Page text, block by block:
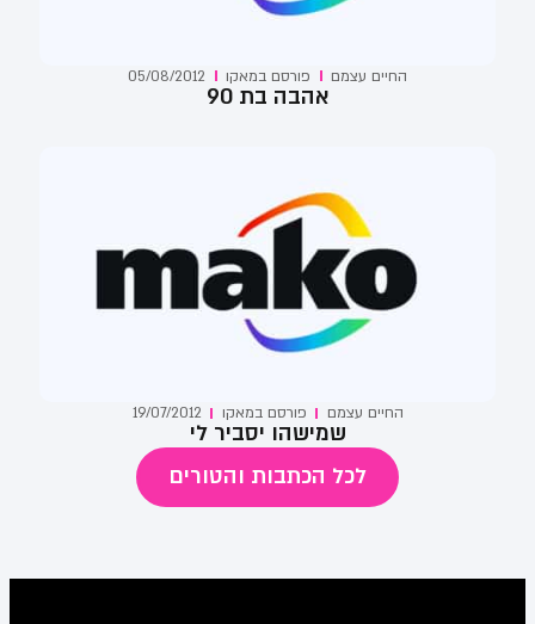
החיים עצמם פורסם במאקו 05/08/2012
אהבה בת 90
החיים עצמם פורסם במאקו 19/07/2012
שמישהו יסביר לי
לכל הכתבות והטורים